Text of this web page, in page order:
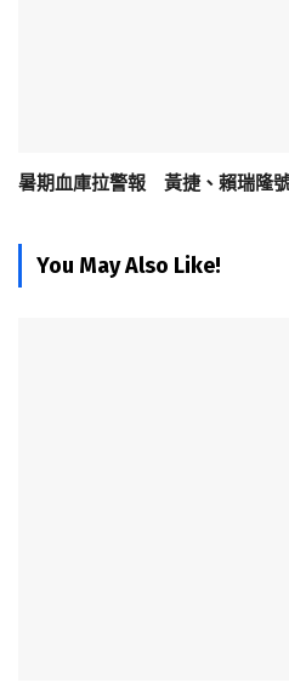
暑期血庫拉警報 黃捷、賴瑞隆
You May Also Like!